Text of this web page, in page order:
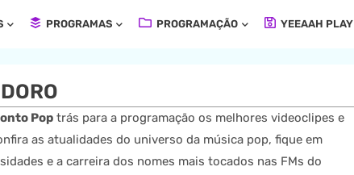
PROGRAMAS PROGRAMAÇÃO YEEAAH PLAY
Poptrás para a programação os melhores videoclipes e
as atualidades do universo da música pop, fique em
e a carreira dos nomes mais tocados nas FMs do